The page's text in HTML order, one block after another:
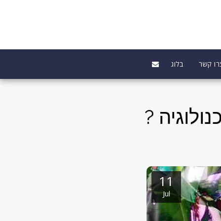
קשר בלוג
?
11
Jul